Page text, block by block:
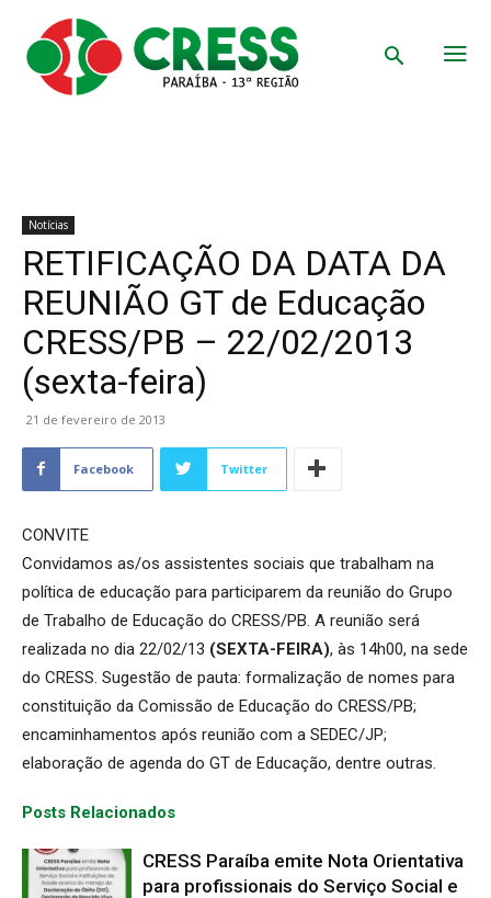
Notícias
RETIFICAÇÃO DA DATA DA
REUNIÃO GT de Educação
CRESS/PB – 22/02/2013
(sexta-feira)
21 de fevereiro de 2013
Facebook Twitter
CONVITE
Convidamos as/os assistentes sociais que trabalham na
política de educação para participarem da reunião do Grupo
de Trabalho de Educação do CRESS/PB. A reunião será
realizada no dia 22/02/13 (SEXTA-FEIRA), às 14h00, na sede
do CRESS. Sugestão de pauta: formalização de nomes para
constituição da Comissão de Educação do CRESS/PB;
encaminhamentos após reunião com a SEDEC/JP;
elaboração de agenda do GT de Educação, dentre outras.
Posts Relacionados
CRESS Paraíba emite Nota Orientativa
para profissionais do Serviço Social e